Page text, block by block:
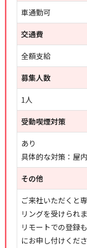
車通勤可
交通費
全額支給
募集人数
1人
受動喫煙対策
あり
具体的な対策：屋
その他
ご来社いただくと
リングを受けられま
リモートでの登録
にお申し付けくださ